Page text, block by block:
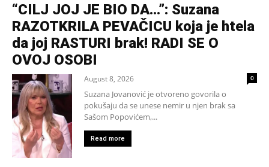
“CILJ JOJ JE BIO DA…”: Suzana
RAZOTKRILA PEVAČICU koja je htela
da joj RASTURI brak! RADI SE O
OVOJ OSOBI
August 8, 2026 0
Suzana Jovanović je otvoreno govorila o
pokušaju da se unese nemir u njen brak sa
Sašom Popovićem,...
Read more